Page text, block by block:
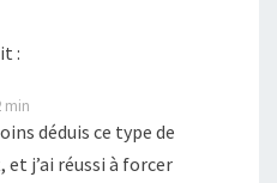
:
min
déduis ce type de
j’ai réussi à forcer